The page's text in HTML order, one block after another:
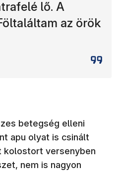
lő. A
az örök
betegség elleni
apu olyat is csinált
kolostort versenyben
nem is nagyon